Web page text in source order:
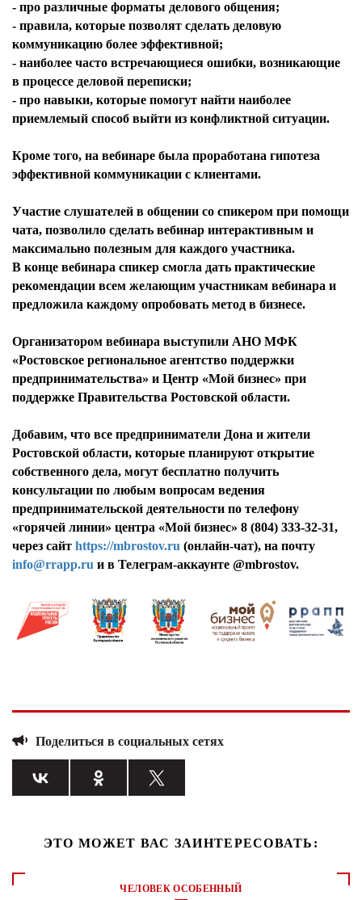
- про различные форматы делового общения;
- правила, которые позволят сделать деловую
коммуникацию более эффективной;
- наиболее часто встречающиеся ошибки, возникающие
в процессе деловой переписки;
- про навыки, которые помогут найти наиболее
приемлемый способ выйти из конфликтной ситуации.
Кроме того, на вебинаре была проработана гипотеза
эффективной коммуникации с клиентами.
Участие слушателей в общении со спикером при помощи
чата, позволило сделать вебинар интерактивным и
максимально полезным для каждого участника.
В конце вебинара спикер смогла дать практические
рекомендации всем желающим участникам вебинара и
предложила каждому опробовать метод в бизнесе.
Организатором вебинара выступили АНО МФК
«Ростовское региональное агентство поддержки
предпринимательства» и Центр «Мой бизнес» при
поддержке Правительства Ростовской области.
Добавим, что все предприниматели Дона и жители
Ростовской области, которые планируют открытие
собственного дела, могут бесплатно получить
консультации по любым вопросам ведения
предпринимательской деятельности по телефону
«горячей линии» центра «Мой бизнес» 8 (804) 333-32-31,
через сайт https://mbrostov.ru (онлайн-чат), на почту
info@rrapp.ru и в Телеграм-аккаунте @mbrostov.
Поделиться в социальных сетях
ЭТО МОЖЕТ ВАС ЗАИНТЕРЕСОВАТЬ:
ЧЕЛОВЕК ОСОБЕННЫЙ